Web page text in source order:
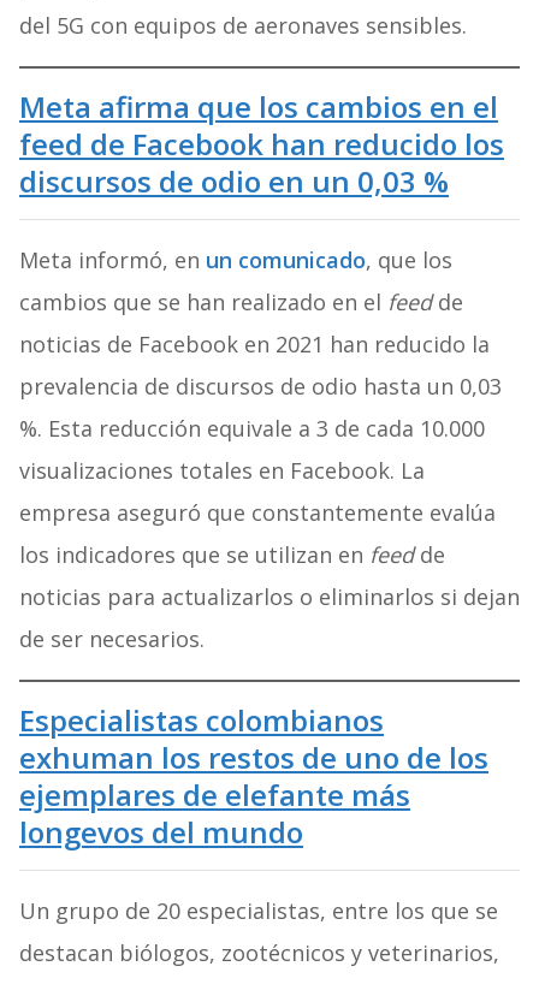
del 5G con equipos de aeronaves sensibles.
Meta afirma que los cambios en el
feed de Facebook han reducido los
discursos de odio en un 0,03 %
Meta informó, en un comunicado, que los
cambios que se han realizado en el feedde
noticias de Facebook en 2021 han reducido la
prevalencia de discursos de odio hasta un 0,03
%. Esta reducción equivale a 3 de cada 10.000
visualizaciones totales en Facebook. La
empresa aseguró que constantemente evalúa
los indicadores que se utilizan en feedde
noticias para actualizarlos o eliminarlos si dejan
de ser necesarios.
Especialistas colombianos
exhuman los restos de uno de los
ejemplares de elefante más
longevos del mundo
Un grupo de 20 especialistas, entre los que se
destacan biólogos, zootécnicos y veterinarios,